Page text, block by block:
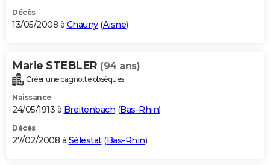
Décès
13/05/2008 à Chauny(Aisne)
Marie STEBLER (94 ans)
Créer une cagnotte obsèques
Naissance
24/05/1913 à Breitenbach (Bas-Rhin)
Décès
27/02/2008 à Sélestat(Bas-Rhin)